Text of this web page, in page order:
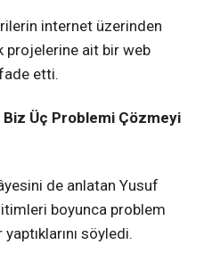
internet üzerinden
projelerine ait bir web
etti.
Üç Problemi Çözmeyi
de anlatan Yusuf
boyunca problem
söyledi.